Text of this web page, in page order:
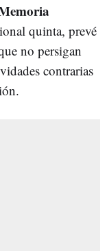
quinta, prevé
no persigan
contrarias